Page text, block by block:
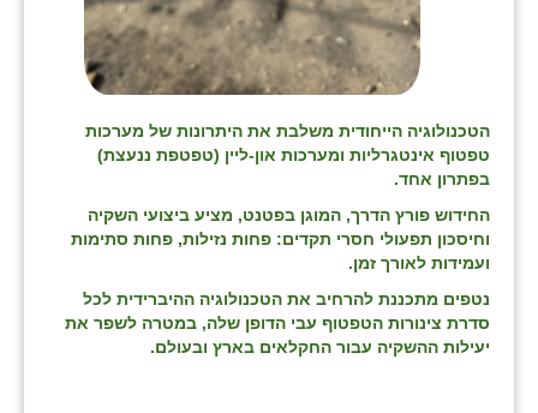
הטכנולוגיה הייחודית משלבת את היתרונות של מערכות
טפטוף אינטגרליות ומערכות און-ליין (טפטפת ננעצת)
בפתרון אחד.
החידוש פורץ הדרך, המוגן בפטנט, מציע ביצועי השקיה
וחיסכון תפעולי חסרי תקדים: פחות נזילות, פחות סתימות
ועמידות לאורך זמן.
נטפים מתכננת להרחיב את הטכנולוגיה ההיברידית לכל
סדרת צינורות הטפטוף עבי הדופן שלה, במטרה לשפר את
יעילות ההשקיה עבור החקלאים בארץ ובעולם.